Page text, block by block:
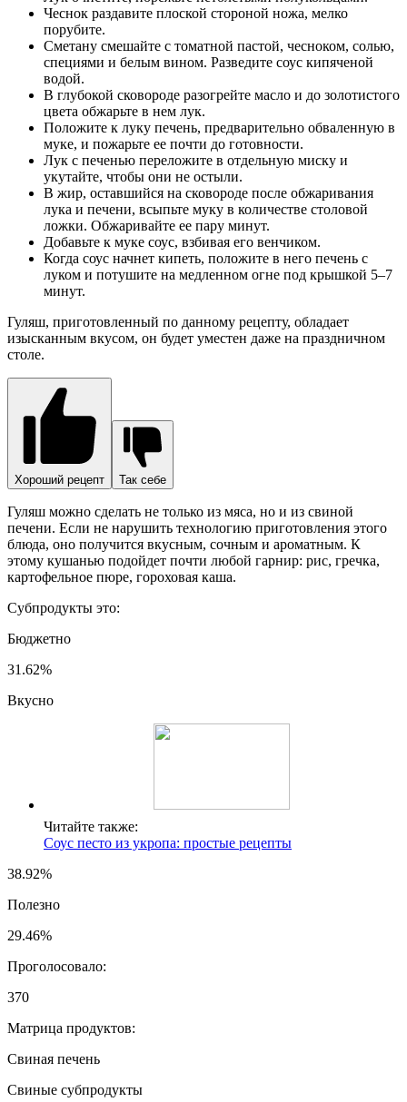
Чеснок раздавите плоской стороной ножа, мелко
порубите.
Сметану смешайте с томатной пастой, чесноком, солью,
специями и белым вином. Разведите соус кипяченой
водой.
В глубокой сковороде разогрейте масло и до золотистого
цвета обжарьте в нем лук.
Положите к луку печень, предварительно обваленную в
муке, и пожарьте ее почти до готовности.
Лук с печенью переложите в отдельную миску и
укутайте, чтобы они не остыли.
В жир, оставшийся на сковороде после обжаривания
лука и печени, всыпьте муку в количестве столовой
ложки. Обжаривайте ее пару минут.
Добавьте к муке соус, взбивая его венчиком.
Когда соус начнет кипеть, положите в него печень с
луком и потушите на медленном огне под крышкой 5–7
минут.
Гуляш, приготовленный по данному рецепту, обладает
изысканным вкусом, он будет уместен даже на праздничном
столе.
Хороший рецепт Так себе
Гуляш можно сделать не только из мяса, но и из свиной
печени. Если не нарушить технологию приготовления этого
блюда, оно получится вкусным, сочным и ароматным. К
этому кушанью подойдет почти любой гарнир: рис, гречка,
картофельное пюре, гороховая каша.
Субпродукты это:
Бюджетно
31.62%
Вкусно
Читайте также:
Соус песто из укропа: простые рецепты
38.92%
Полезно
29.46%
Проголосовало:
370
Матрица продуктов:
Свиная печень
Свиные субпродукты